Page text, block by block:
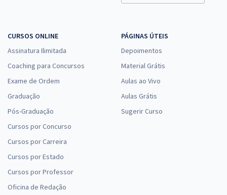
CURSOS ONLINE
Assinatura Ilimitada
Coaching para Concursos
Exame de Ordem
Graduação
Pós-Graduação
Cursos por Concurso
Cursos por Carreira
Cursos por Estado
Cursos por Professor
Oficina de Redação
PÁGINAS ÚTEIS
Depoimentos
Material Grátis
Aulas ao Vivo
Aulas Grátis
Sugerir Curso